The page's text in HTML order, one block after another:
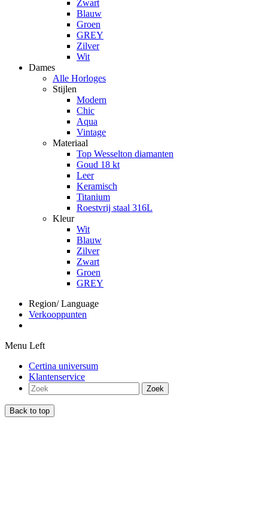
Zwart
Blauw
Groen
GREY
Zilver
Wit
Dames
Alle Horloges
Stijlen
Modern
Chic
Aqua
Vintage
Materiaal
Top Wesselton diamanten
Goud 18 kt
Leer
Keramisch
Titanium
Roestvrij staal 316L
Kleur
Wit
Blauw
Zilver
Zwart
Groen
GREY
Region/ Language
Verkooppunten
Menu Left
Certina universum
Klantenservice
Zoek
Back to top